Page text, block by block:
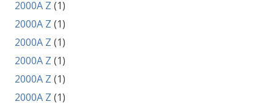
2000A Z (1)
2000A Z (1)
2000A Z (1)
2000A Z (1)
2000A Z (1)
2000A Z (1)